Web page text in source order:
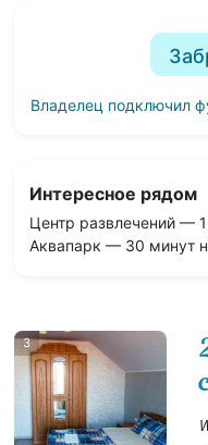
Владелец подключил
Интересное рядом
Центр развлечений —
Аквапарк — 30 минут
3